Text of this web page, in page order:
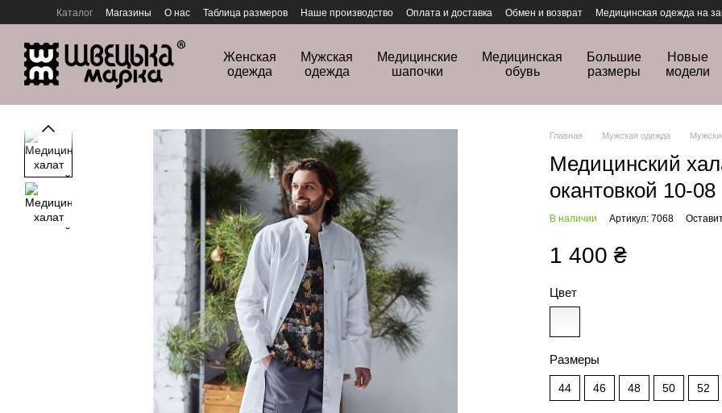
Перейти к основному контенту
Каталог Магазины О нас Таблица размеров Наше производство Оплата и доставка Обмен и возврат Медицинская одежда на
Женская
одежда
Мужская
одежда
Медицинские
шапочки
Медицинская
обувь
Большие
размеры
Новые
модели
Главная Мужская одежда
Медицинский
окантовкой 10-08
В наличии Артикул: 7068
1 400 ₴
Цвет
Размеры
44 46 48 50 52